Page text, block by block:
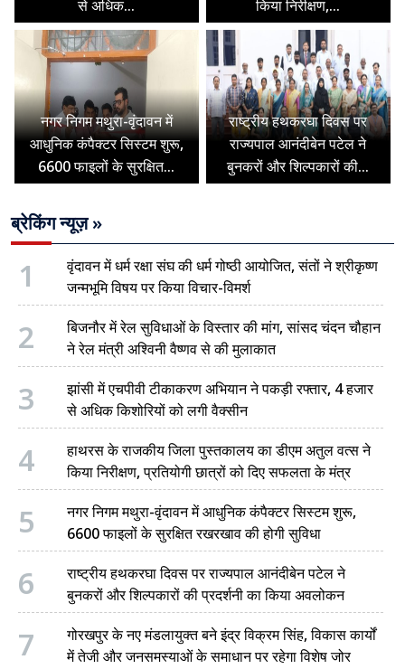
से अधिक... किया निरीक्षण,...
नगर निगम मथुरा-वृंदावन में
आधुनिक कंपैक्टर सिस्टम शुरू,
6600 फाइलों के सुरक्षित...
राष्ट्रीय हथकरघा दिवस पर
राज्यपाल आनंदीबेन पटेल ने
बुनकरों और शिल्पकारों की...
ब्रेकिंग न्यूज़ »
1
वृंदावन में धर्म रक्षा संघ की धर्म गोष्ठी आयोजित, संतों ने श्रीकृष्ण
जन्मभूमि विषय पर किया विचार-विमर्श
2
बिजनौर में रेल सुविधाओं के विस्तार की मांग, सांसद चंदन चौहान
ने रेल मंत्री अश्विनी वैष्णव से की मुलाकात
3
झांसी में एचपीवी टीकाकरण अभियान ने पकड़ी रफ्तार, 4 हजार
से अधिक किशोरियों को लगी वैक्सीन
4
हाथरस के राजकीय जिला पुस्तकालय का डीएम अतुल वत्स ने
किया निरीक्षण, प्रतियोगी छात्रों को दिए सफलता के मंत्र
5
नगर निगम मथुरा-वृंदावन में आधुनिक कंपैक्टर सिस्टम शुरू,
6600 फाइलों के सुरक्षित रखरखाव की होगी सुविधा
6
राष्ट्रीय हथकरघा दिवस पर राज्यपाल आनंदीबेन पटेल ने
बुनकरों और शिल्पकारों की प्रदर्शनी का किया अवलोकन
7
गोरखपुर के नए मंडलायुक्त बने इंद्र विक्रम सिंह, विकास कार्यों
में तेजी और जनसमस्याओं के समाधान पर रहेगा विशेष जोर